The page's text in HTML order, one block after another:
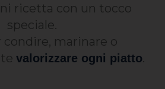
ricetta con un tocco
speciale.
condire, marinare o
valorizzare ogni piatto.